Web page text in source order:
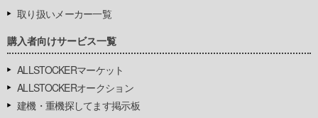
取り扱いメーカー一覧
購入者向けサービス一覧
ALLSTOCKERマーケット
ALLSTOCKERオークション
建機・重機探してます掲示板